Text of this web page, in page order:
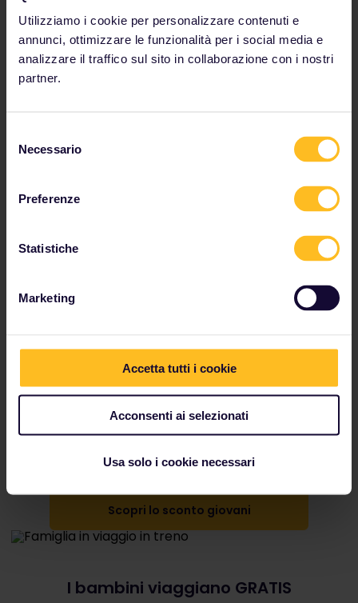
Utilizziamo i cookie per personalizzare contenuti e
annunci, ottimizzare le funzionalità per i social media e
analizzare il traffico sul sito in collaborazione con i nostri
partner.
delNecessario
Preferenze
Statistiche
Marketing
Accetta tutti i cookie
Acconsenti ai selezionati
Usa solo i cookie necessari
Vuoi pianificare una
vacanza in famiglia?
25% di sconto per i giovani
I viaggiatori di età compresa tra i 12 e i 27 anni possono
rispetto al prezzo del Pass Adulti standard.
Scopri lo sconto giovani
I bambini viaggiano GRATIS